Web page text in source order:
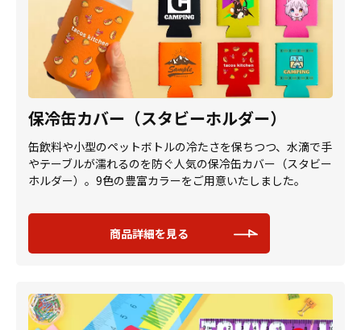
保冷缶カバー（スタビーホルダー）
缶飲料や小型のペットボトルの冷たさを保ちつつ、水滴で手
やテーブルが濡れるのを防ぐ人気の保冷缶カバー（スタビー
ホルダー）。9色の豊富カラーをご用意いたしました。
商品詳細を見る